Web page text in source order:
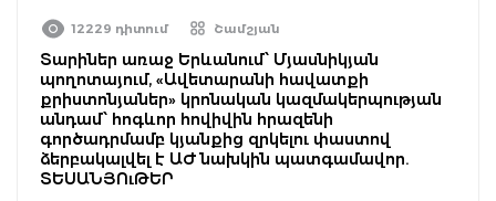
12229 դիտում Շամշյան
Տարիներ առաջ Երևանում՝ Մյասնիկյան
պողոտայում, «Ավետարանի հավատքի
քրիստոնյաներ» կրոնական կազմակերպության
անդամ՝ հոգևոր հովիվին հրազենի
գործադրմամբ կյանքից զրկելու փաստով
ձերբակալվել է ԱԺ նախկին պատգամավոր.
ՏԵՍԱՆՅՈւԹԵՐ